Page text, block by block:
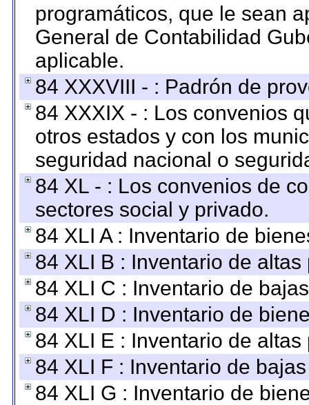
programáticos, que le sean
General de Contabilidad
aplicable.
84 XXXVIII - : Padrón de
84 XXXIX - : Los convenios
otros estados y con los
seguridad nacional o
84 XL - : Los convenios de
sectores social y privado.
84 XLI A : Inventario de
84 XLI B : Inventario de
84 XLI C : Inventario de
84 XLI D : Inventario de
84 XLI E : Inventario de
84 XLI F : Inventario de
84 XLI G : Inventario de